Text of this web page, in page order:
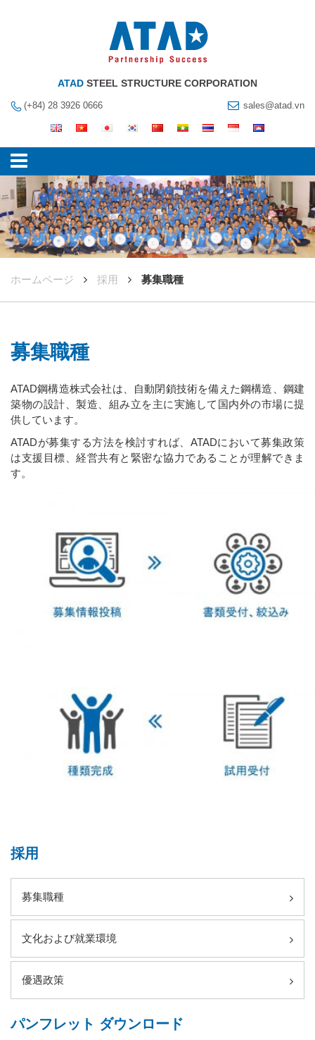
ATAD STEEL STRUCTURE CORPORATION
(+84) 28 3926 0666 sales@atad.vn
ホームページ 採用 募集職種
募集職種
ATAD鋼構造株式会社は、自動閉鎖技術を備えた鋼構造、鋼建
築物の設計、製造、組み立を主に実施して国内外の市場に提
供しています。
ATADが募集する方法を検討すれば、ATADにおいて募集政策
は支援目標、経営共有と緊密な協力であることが理解できま
す。
採用
募集職種
文化および就業環境
優遇政策
パンフレット ダウンロード